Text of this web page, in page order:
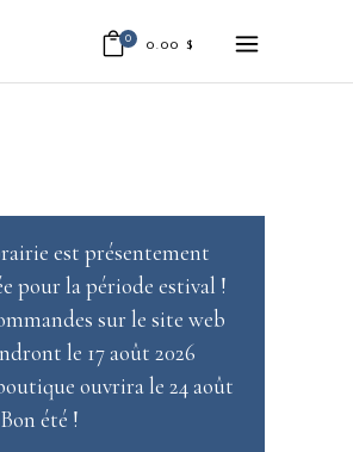
0 0.00 $
est présentement
pour la période estival !
sur le site web
le 17 août 2026
ouvrira le 24 août
été !